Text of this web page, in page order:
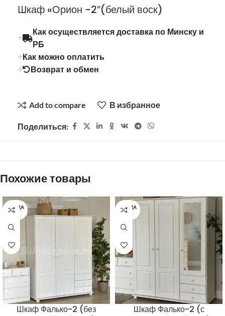
Шкаф «Орион -2″(белый воск)
Как осуществляется доставка по Минску и
РБ
Как можно оплатить
Возврат и обмен
Add to compare В избранное
Поделиться:
Похожие товары
ПРОДА
НО
Шкаф Фалько-2 (без
ПРОДА
НО
Шкаф Фалько-2 (с